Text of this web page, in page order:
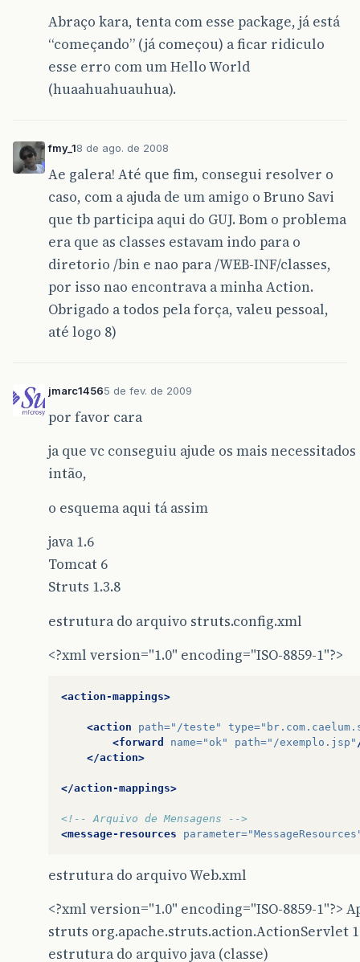
Abraço kara, tenta com esse package, já está
“começando” (já começou) a ficar ridiculo
esse erro com um Hello World
(huaahuahuauhua).
fmy_18 de ago. de 2008
Ae galera! Até que fim, consegui resolver o
caso, com a ajuda de um amigo o Bruno Savi
que tb participa aqui do GUJ. Bom o problema
era que as classes estavam indo para o
diretorio /bin e nao para /WEB-INF/classes,
por isso nao encontrava a minha Action.
Obrigado a todos pela força, valeu pessoal,
até logo 8)
jmarc14565 de fev. de 2009
por favor cara
ja que vc conseguiu ajude os mais
intão,
o esquema aqui tá assim
java 1.6
Tomcat 6
Struts 1.3.8
estrutura do arquivo struts.config.xml
<?xml version="1.0" encoding="ISO-8859-1"?>
<action-mappings>
<action path="/teste" type=
<forward
name="ok" path="/exemplo.jsp"
</action>
</action-mappings>
<!-- Arquivo de Mensagens -->
<message-resources
parameter=
estrutura do arquivo Web.xml
<?xml version="1.0" encoding="ISO-8859-1"?>
struts org.apache.struts.action.ActionServlet
estrutura do arquivo java (classe)